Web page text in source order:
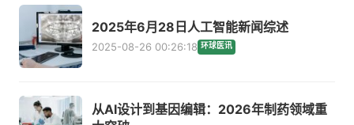
2025年6月28日人工智能新闻综述
2025-08-26 00:26:18 环球医讯
从AI设计到基因编辑：2026年制药领域重